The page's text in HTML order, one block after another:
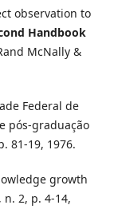
observation to
Handbook
McNally &
Federal de
pós-graduação
81-19, 1976.
growth
n. 2, p. 4-14,